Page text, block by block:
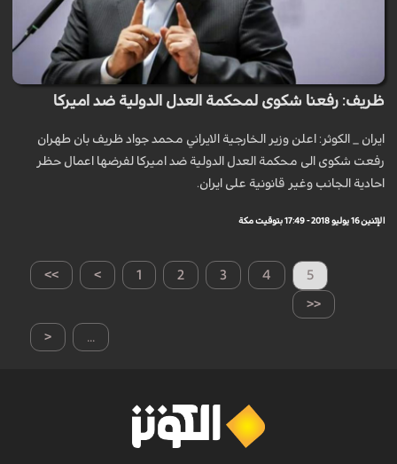
ظريف: رفعنا شكوى لمحكمة العدل الدولية ضد اميركا
ایران _ الكوثر: اعلن وزير الخارجية الايراني محمد جواد ظريف بان طهران
رفعت شكوى الى محكمة العدل الدولية ضد اميركا لفرضها اعمال حظر
احادية الجانب وغير قانونية على ایران.
الإثنين 16 يوليو 2018 - 17:49 بتوقيت مكة
>> > 1 2 3 4 5
...
<
<<